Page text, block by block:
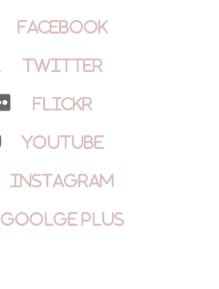
Facebook
Twitter
Flickr
YouTube
Instagram
Goolge Plus